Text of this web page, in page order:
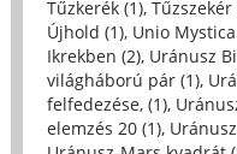
Tűzkerék (1), Tűzszekér
Újhold (1), Unio
Ikrekben (2), Uránusz
világháború pár (1),
felfedezése, (1),
elemzés 20 (1),